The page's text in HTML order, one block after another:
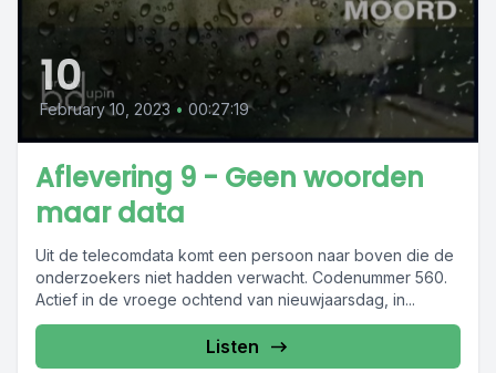
10
February 10, 2023 • 00:27:19
Aflevering 9 - Geen woorden
maar data
Uit de telecomdata komt een persoon naar boven die de
onderzoekers niet hadden verwacht. Codenummer 560.
Actief in de vroege ochtend van nieuwjaarsdag, in...
Listen